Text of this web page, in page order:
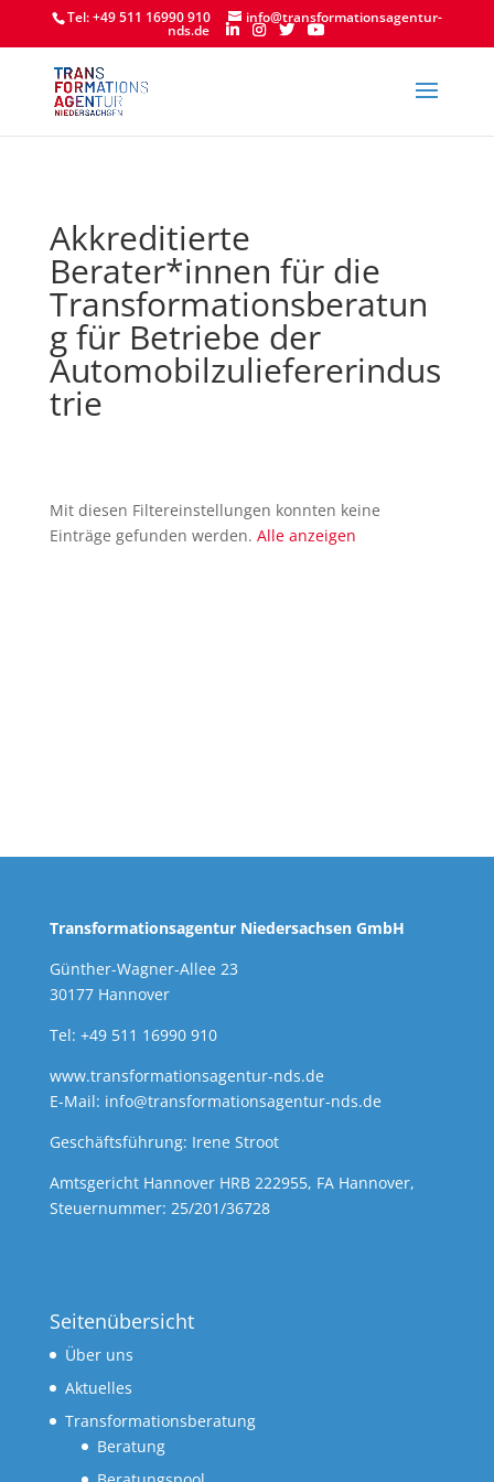
Tel: +49 511 16990 910 info@transformationsagentur-
nds.de
Akkreditierte
Berater*innen für die
Transformationsberatun
g für Betriebe der
Automobilzuliefererindus
trie
Mit diesen Filtereinstellungen konnten keine
Einträge gefunden werden. Alle anzeigen
Transformationsagentur Niedersachsen GmbH
Günther-Wagner-Allee 23
30177 Hannover
Tel: +49 511 16990 910
www.transformationsagentur-nds.de
E-Mail: info@transformationsagentur-nds.de
Geschäftsführung: Irene Stroot
Amtsgericht Hannover HRB 222955, FA Hannover,
Steuernummer: 25/201/36728
Seitenübersicht
Über uns
Aktuelles
Transformationsberatung
Beratung